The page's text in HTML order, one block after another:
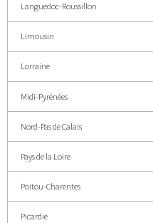
Languedoc-Roussillon
Limousin
Lorraine
Midi-Pyrénées
Nord-Pas de Calais
Pays de la Loire
Poitou-Charentes
Picardie